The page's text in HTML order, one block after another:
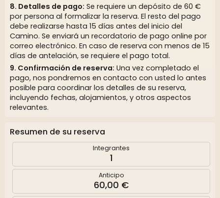
Detalles de pago: Se requiere un depósito de 60 €
por persona al formalizar la reserva. El resto del pago
debe realizarse hasta 15 días antes del inicio del
Camino. Se enviará un recordatorio de pago online por
correo electrónico. En caso de reserva con menos de 15
días de antelación, se requiere el pago total.
Confirmación de reserva: Una vez completado el
pago, nos pondremos en contacto con usted lo antes
posible para coordinar los detalles de su reserva,
incluyendo fechas, alojamientos, y otros aspectos
relevantes.
Resumen de su reserva
Integrantes
1
Anticipo
60,00 €